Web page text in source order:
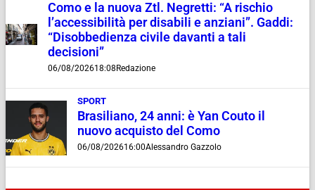
Como e la nuova Ztl. Negretti: “A rischio
l’accessibilità per disabili e anziani”. Gaddi:
“Disobbedienza civile davanti a tali
decisioni”
06/08/202618:08 Redazione
SPORT
Brasiliano, 24 anni: è Yan Couto il
nuovo acquisto del Como
06/08/202616:00Alessandro Gazzolo